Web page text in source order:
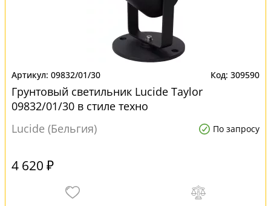
09832/01/30 309590
Грунтовый светильник Lucide Taylor
09832/01/30 в стиле техно
Lucide (Бельгия)
По запросу
4 620 ₽